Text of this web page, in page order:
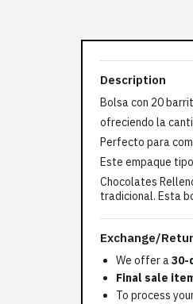
Description
Bolsa con 20
ofreciendo la
Perfecto para
Este empaque
Chocolates
tradicional. Esta
Exchange/
We offer a30-
Final sale
To process